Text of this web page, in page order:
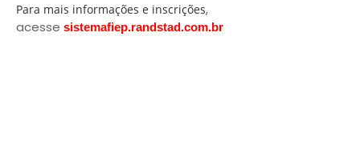
Para mais informações e inscrições,
acesse sistemafiep.randstad.com.br